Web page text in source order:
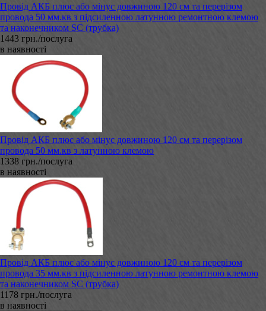
Провід АКБ плюс або мінус довжиною 120 см та перерізом
провода 50 мм.кв з підсиленною латунною ремонтною клемою
та наконечником SC (трубка)
1443 грн./послуга
в наявності
Провід АКБ плюс або мінус довжиною 120 см та перерізом
провода 50 мм.кв з латунною клемою
1338 грн./послуга
в наявності
Провід АКБ плюс або мінус довжиною 120 см та перерізом
провода 35 мм.кв з підсиленною латунною ремонтною клемою
та наконечником SC (трубка)
1178 грн./послуга
в наявності